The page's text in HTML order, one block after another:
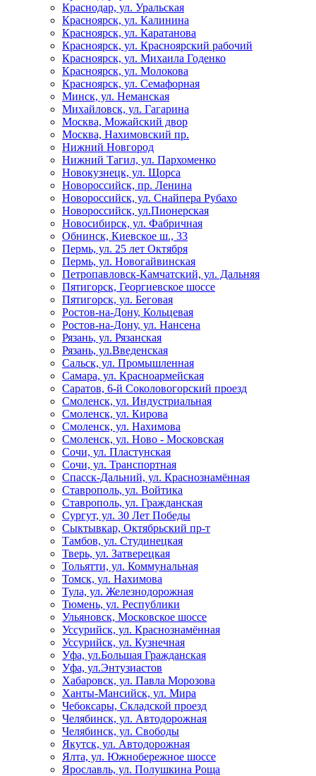
Краснодар, ул. Уральская
Красноярск, ул. Калинина
Красноярск, ул. Каратанова
Красноярск, ул. Красноярский рабочий
Красноярск, ул. Михаила Годенко
Красноярск, ул. Молокова
Красноярск, ул. Семафорная
Минск, ул. Неманская
Михайловск, ул. Гагарина
Москва, Можайский двор
Москва, Нахимовский пр.
Нижний Новгород
Нижний Тагил, ул. Пархоменко
Новокузнецк, ул. Щорса
Новороссийск, пр. Ленина
Новороссийск, ул. Снайпера Рубахо
Новороссийск, ул.Пионерская
Новосибирск, ул. Фабричная
Обнинск, Киевское ш., 33
Пермь, ул. 25 лет Октября
Пермь, ул. Новогайвинская
Петропавловск-Камчатский, ул. Дальняя
Пятигорск, Георгиевское шоссе
Пятигорск, ул. Беговая
Ростов-на-Дону, Кольцевая
Ростов-на-Дону, ул. Нансена
Рязань, ул. Рязанская
Рязань, ул.Введенская
Сальск, ул. Промышленная
Самара, ул. Красноармейская
Саратов, 6-й Соколовогорский проезд
Смоленск, ул. Индустриальная
Смоленск, ул. Кирова
Смоленск, ул. Нахимова
Смоленск, ул. Ново - Московская
Сочи, ул. Пластунская
Сочи, ул. Транспортная
Спасск-Дальний, ул. Краснознамённая
Ставрополь, ул. Войтика
Ставрополь, ул. Гражданская
Сургут, ул. 30 Лет Победы
Сыктывкар, Октябрьский пр-т
Тамбов, ул. Студинецкая
Тверь, ул. Затверецкая
Тольятти, ул. Коммунальная
Томск, ул. Нахимова
Тула, ул. Железнодорожная
Тюмень, ул. Республики
Ульяновск, Московское шоссе
Уссурийск, ул. Краснознамённая
Уссурийск, ул. Кузнечная
Уфа, ул.Большая Гражданская
Уфа, ул.Энтузиастов
Хабаровск, ул. Павла Морозова
Ханты-Мансийск, ул. Мира
Чебоксары, Складской проезд
Челябинск, ул. Автодорожная
Челябинск, ул. Свободы
Якутск, ул. Автодорожная
Ялта, ул. Южнобережное шоссе
Ярославль, ул. Полушкина Роща